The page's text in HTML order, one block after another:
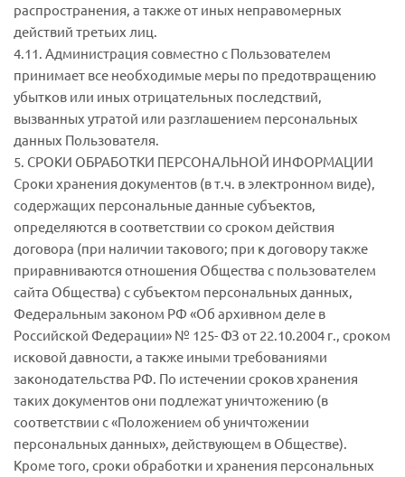
распространения, а также от иных неправомерных
действий третьих лиц.
4.11. Администрация совместно с Пользователем
принимает все необходимые меры по предотвращению
убытков или иных отрицательных последствий,
вызванных утратой или разглашением персональных
данных Пользователя.
5. СРОКИ ОБРАБОТКИ ПЕРСОНАЛЬНОЙ ИНФОРМАЦИИ
Сроки хранения документов (в т.ч. в электронном виде),
содержащих персональные данные субъектов,
определяются в соответствии со сроком действия
договора (при наличии такового; при к договору также
приравниваются отношения Общества с пользователем
сайта Общества) с субъектом персональных данных,
Федеральным законом РФ «Об архивном деле в
Российской Федерации» № 125- ФЗ от 22.10.2004 г., сроком
исковой давности, а также иными требованиями
законодательства РФ. По истечении сроков хранения
таких документов они подлежат уничтожению (в
соответствии с «Положением об уничтожении
персональных данных», действующем в Обществе).
Кроме того, сроки обработки и хранения персональных